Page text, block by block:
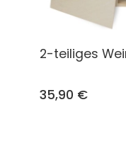
2-teiliges
35,90 €